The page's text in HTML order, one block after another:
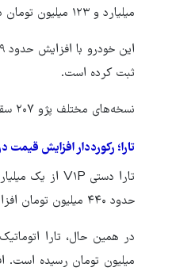
میلیارد و ۱۲۳ میلیون تومان در اردیبهشت به
ثبت کرده است.
نسخه‌های مختلف پژو ۲۰۷ سقف شیشه‌ای و اتوماتیک نیز اکنون در بازه قیمتی حدود
تارا؛ رکورددار افزایش
تارا دستی V۱P از یک میلیارد و ۴۴۸ میلیون تومان در اردیبهشت به
حدود ۴۴۰ میلیون تومان افزایش قیمت داشته است.